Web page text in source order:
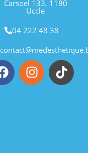
Carsoel 133, 1180
Uccle
04 222 48 38